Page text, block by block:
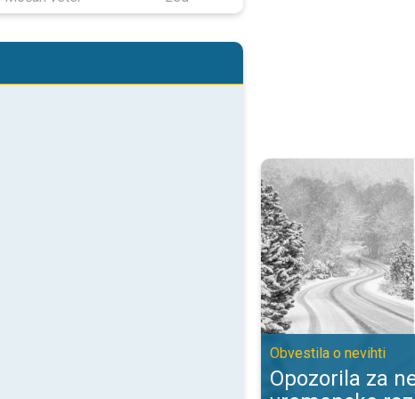
Opozorila za nevarne
Obvestila o nevihti
Opozorila za